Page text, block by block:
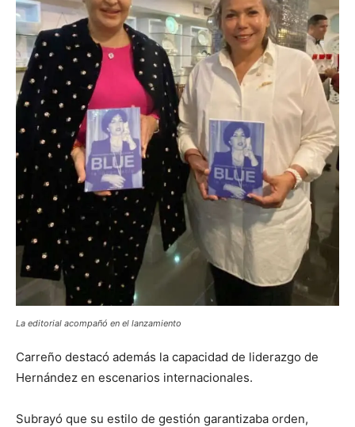
La editorial acompañó en el lanzamiento
Carreño destacó además la capacidad de liderazgo de
Hernández en escenarios internacionales.
Subrayó que su estilo de gestión garantizaba orden,